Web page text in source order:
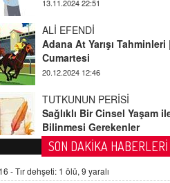
ALİ EFENDİ
Cumartesi
20.12.2024 12:46
TUTKUNUN PERİSİ
Bilinmesi Gerekenler
08.11.2024 13:16
FARUK ÖNALAN
Tezkere Onaylanmasaydı…
2 Kasım 2021 Salı 00:11
SON DAKİKA HABERLERİ
-Tır dehşeti: 1 ölü, 9 yaralı